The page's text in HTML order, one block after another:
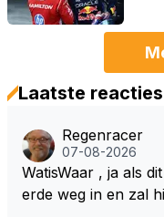
Laatste reacties
Regenracer
07-08-2026
WatisWaar , ja als
erde weg in en zal